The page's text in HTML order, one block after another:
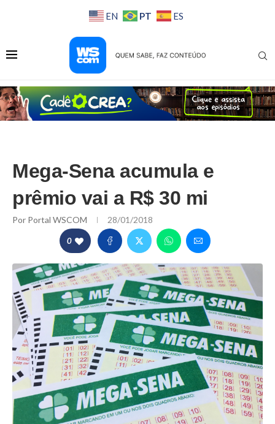
EN PT ES
Mega-Sena acumula e
prêmio vai a R$ 30 mi
Por Portal WSCOM 28/01/2018
0